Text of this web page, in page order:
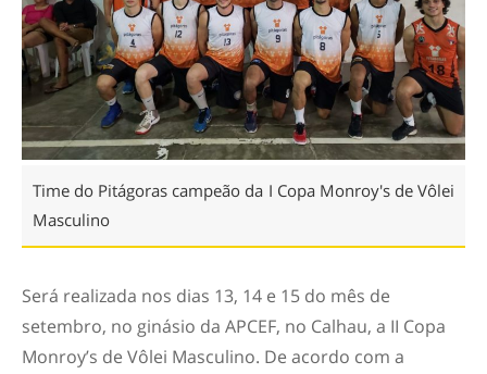
Time do Pitágoras campeão da I Copa Monroy's de Vôlei
Masculino
Será realizada nos dias 13, 14 e 15 do mês de
setembro, no ginásio da APCEF, no Calhau, a II Copa
Monroy’s de Vôlei Masculino. De acordo com a